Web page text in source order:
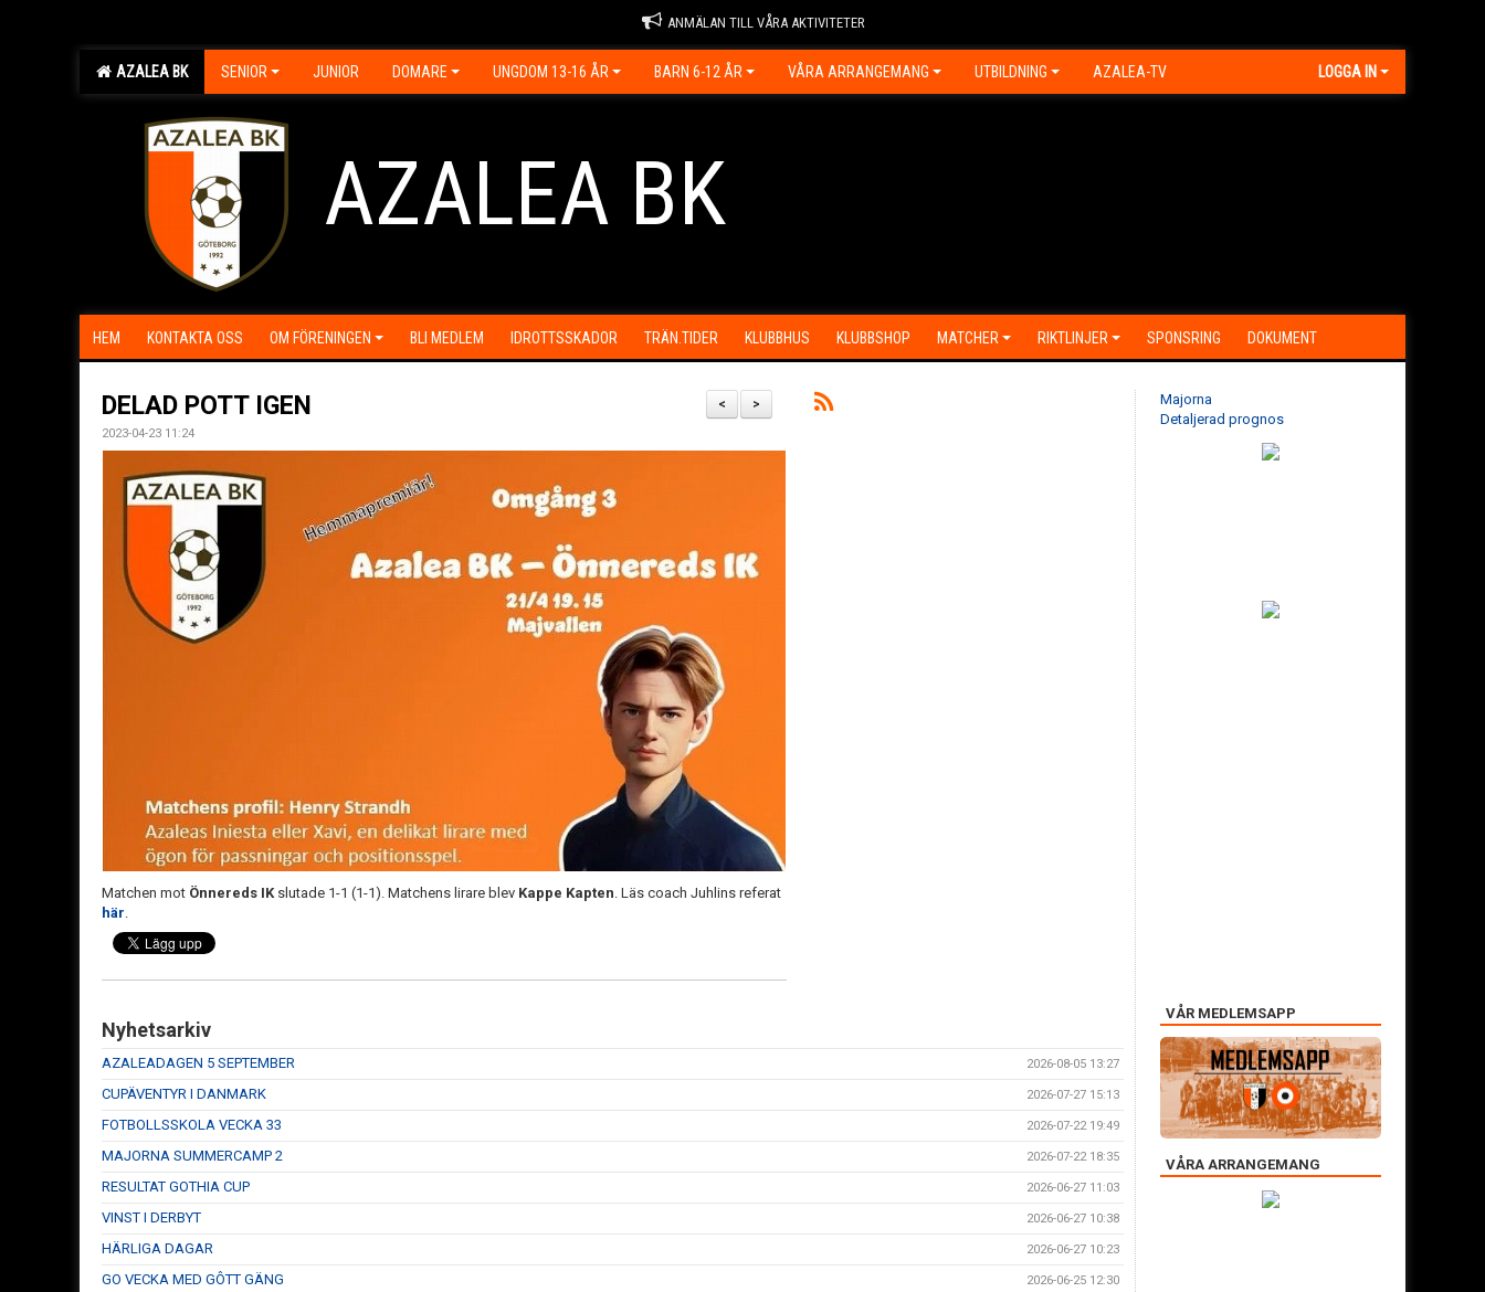
ANMÄLAN TILL VÅRA AKTIVITETER
AZALEA BK SENIOR JUNIOR DOMARE UNGDOM 13-16 ÅR BARN 6-12 ÅR VÅRA ARRANGEMANG UTBILDNING AZALEA-TV LOGGA IN
AZALEA BK
HEM KONTAKTA OSS OM FÖRENINGEN BLI MEDLEM IDROTTSSKADOR TRÄN.TIDER KLUBBHUS KLUBBSHOP MATCHER RIKTLINJER SPONSRING DOKUMENT
>
<
DELAD POTT IGEN
2023-04-23 11:24
Matchen mot Önnereds IK slutade 1-1 (1-1). Matchens lirare blev Kappe Kapten . Läs coach Juhlins referat
här
Nyhetsarkiv
AZALEADAGEN 5 SEPTEMBER 2026-08-05 13:27
CUPÄVENTYR I DANMARK 2026-07-27 15:13
FOTBOLLSSKOLA VECKA 33 2026-07-22 19:49
MAJORNA SUMMERCAMP 2 2026-07-22 18:35
RESULTAT GOTHIA CUP 2026-06-27 11:03
VINST I DERBYT 2026-06-27 10:38
HÄRLIGA DAGAR 2026-06-27 10:23
GO VECKA MED GÔTT GÄNG 2026-06-25 12:30
Majorna
Detaljerad prognos
VÅR MEDLEMSAPP
VÅRA ARRANGEMANG